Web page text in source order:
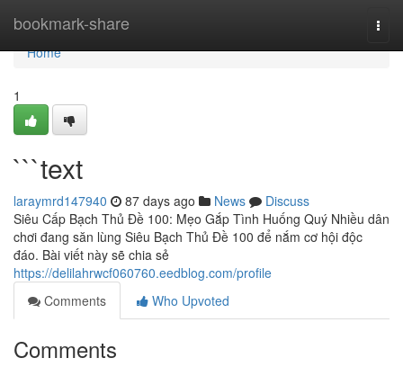
bookmark-share
Home
Home
1
```text
laraymrd147940 87 days ago News
Discuss
Siêu Cấp Bạch Thủ Đề 100: Mẹo Gắp Tình Huống Quý Nhiều dân
chơi đang săn lùng Siêu Bạch Thủ Đề 100 để nắm cơ hội độc
đáo. Bài viết này sẽ chia sẻ
https://delilahrwcf060760.eedblog.com/profile
Comments
Who Upvoted
Comments